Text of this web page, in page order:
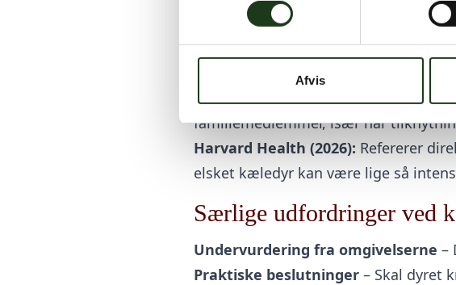
Afvis
Systematisk review (2022):
af et kæledyr kan være synonym med
Sammenlignende studier:
Flere
angst, søvnforstyrrelser og fysisk
familiemedlemmer, især når
Harvard Health (2026): Refererer
elsket kæledyr kan være lige så
Særlige udfordringer ved
Undervurdering fra omgivelserne –
Praktiske beslutninger – Skal dyret